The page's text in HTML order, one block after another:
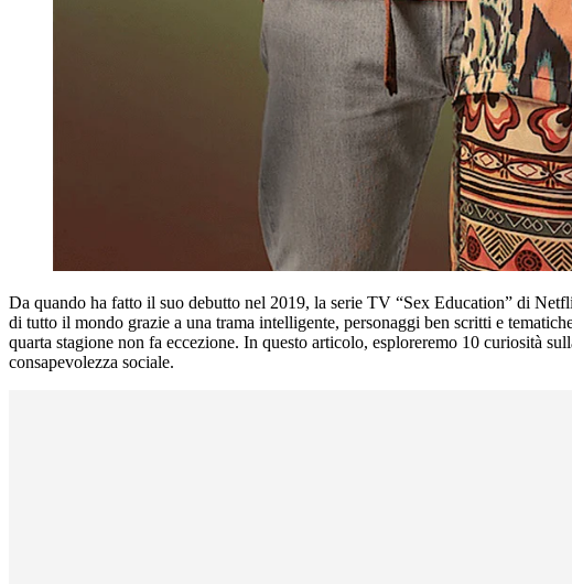
Da quando ha fatto il suo debutto nel 2019, la serie TV “Sex Education” di
di tutto il mondo grazie a una trama intelligente, personaggi ben scritti e
quarta stagione non fa eccezione. In questo articolo, esploreremo 10 curiosità
consapevolezza sociale.